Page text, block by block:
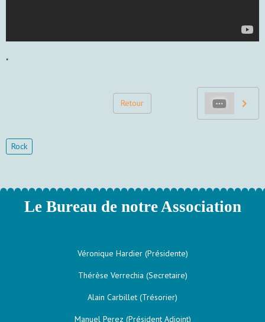
"
Retour
Rock
Le Bureau de notre Association
Véronique Hardier (Présidente)
Thérèse Verrechia (Secretaire)
Alain Carbillet (Trésorier)
Manuel Perez (Président Adjoint)